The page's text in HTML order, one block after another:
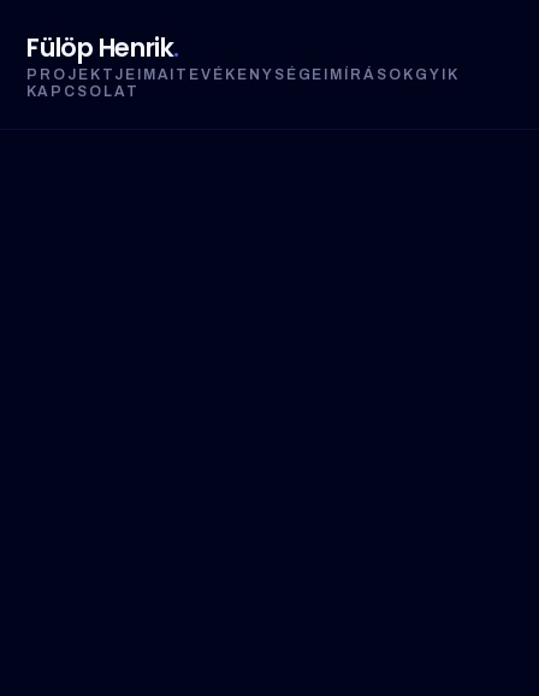
Fülöp Henrik.
PROJEKTJEIM AI TEVÉKENYSÉGEIM ÍRÁSOK GYIK
KAPCSOLAT